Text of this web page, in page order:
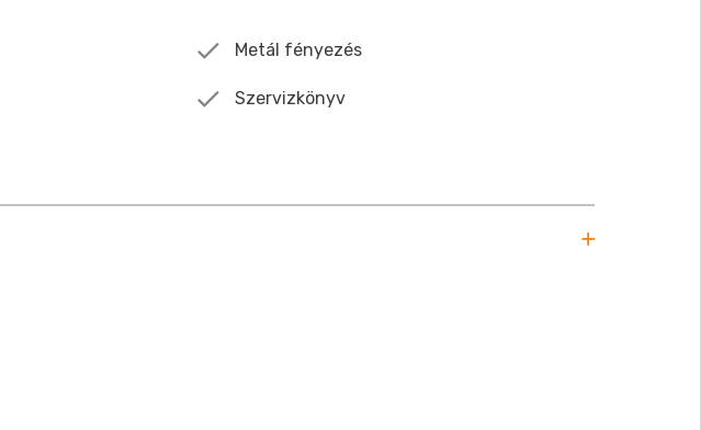
Metál fényezés
Szervizkönyv